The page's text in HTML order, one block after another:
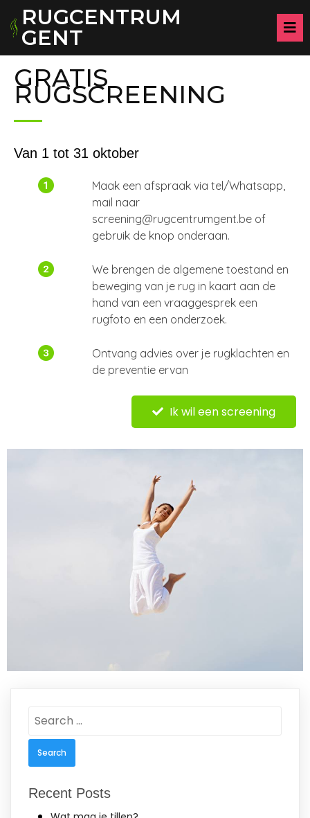
RUGCENTRUM
GENT
GRATIS
RUGSCREENING
Van 1 tot 31 oktober
Maak een afspraak via tel/Whatsapp,
mail naar
screening@rugcentrumgent.be of
gebruik de knop onderaan.
We brengen de algemene toestand en
beweging van je rug in kaart aan de
hand van een vraaggesprek een
rugfoto en een onderzoek.
Ontvang advies over je rugklachten en
de preventie ervan
Ik wil een screening
for:
Recent Posts